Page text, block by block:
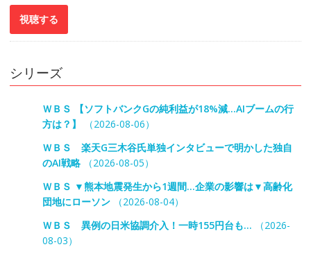
シリーズ
ＷＢＳ 【ソフトバンクGの純利益が18%減…AIブームの行
方は？】
（2026-08-06）
ＷＢＳ 楽天G三木谷氏単独インタビューで明かした独自
のAI戦略（2026-08-05）
ＷＢＳ ▼熊本地震発生から1週間…企業の影響は▼高齢化
団地にローソン（2026-08-04）
ＷＢＳ 異例の日米協調介入！一時155円台も… （2026-
08-03）